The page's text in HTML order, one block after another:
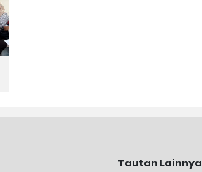
Tautan Lainnya